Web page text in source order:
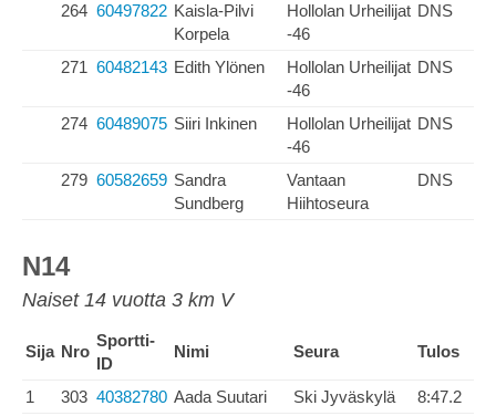
264 60497822 Kaisla-Pilvi
Korpela
Hollolan Urheilijat
-46
DNS
271 60482143 Edith Ylönen
Hollolan Urheilijat
-46
DNS
274 60489075 Siiri Inkinen
Hollolan Urheilijat
-46
DNS
279 60582659 Sandra
Sundberg
Vantaan
Hiihtoseura
DNS
N14
Naiset 14 vuotta 3 km V
Sija Nro
Sportti-
ID
Nimi Seura Tulos
1 303 40382780 Aada Suutari Ski Jyväskylä
8:47.2